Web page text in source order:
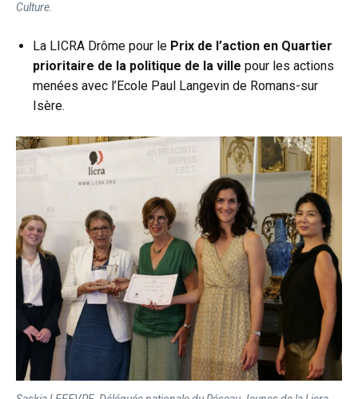
Culture.
La LICRA Drôme pour le Prix de l’action en Quartier
prioritaire de la politique de la ville pour les actions
menées avec l’Ecole Paul Langevin de Romans-sur
Isère.